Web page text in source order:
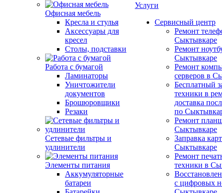
Офисная мебель
Кресла и стулья
Аксессуары для
кресел
Столы, подставки
Работа с бумагой
Ламинаторы
Уничтожители
документов
Брошюровщики
Резаки
Сетевые фильтры и
удлинители
Элементы питания
Аккумуляторные
батареи
Услуги
Сервисный центр
Ремонт
Сыктывкаре
Ремонт
Сыктывкаре
Ремонт
серверов в
Бесплатный
техники в
доставка
по
Ремонт
Сыктывкаре
Заправка
Сыктывкаре
Ремонт
техники в
с цифровых